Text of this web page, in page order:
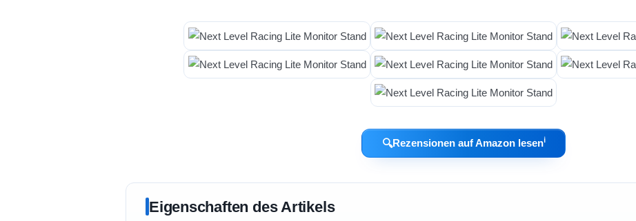
🔍Rezensionen auf Amazon lesenℹ︎
Eigenschaften des Artikels